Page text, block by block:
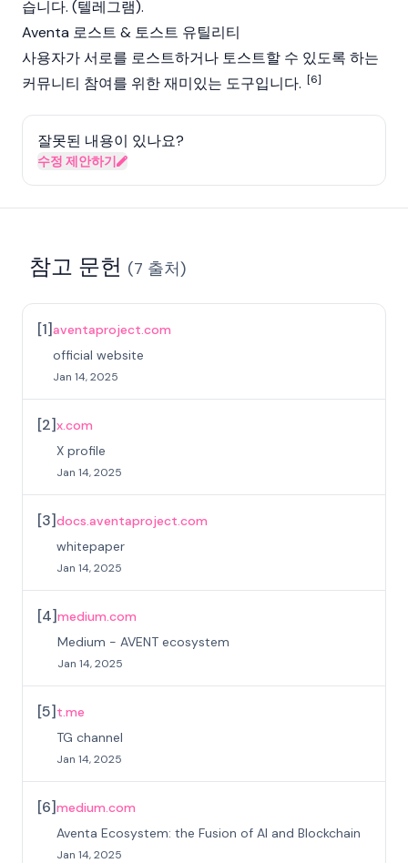
습니다. (텔레그램).
Aventa 로스트 & 토스트 유틸리티
사용자가 서로를 로스트하거나 토스트할 수 있도록 하는
커뮤니티 참여를 위한 재미있는 도구입니다. [6]
잘못된 내용이 있나요?
수정 제안하기
참고 문헌 (7 출처)
[1]aventaproject.com
official website
Jan 14, 2025
[2]x.com
X profile
Jan 14, 2025
[3]docs.aventaproject.com
whitepaper
Jan 14, 2025
[4]medium.com
Medium - AVENT ecosystem
Jan 14, 2025
[5] t.me
TG channel
Jan 14, 2025
[6]medium.com
Aventa Ecosystem: the Fusion of AI and Blockchain
Jan 14, 2025